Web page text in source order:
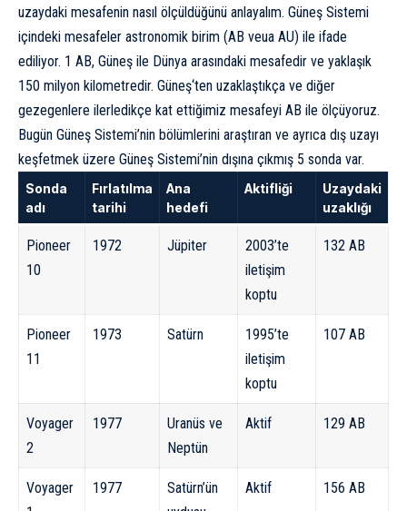
uzaydaki mesafenin nasıl ölçüldüğünü anlayalım. Güneş Sistemi
içindeki mesafeler astronomik birim (AB veua AU) ile ifade
ediliyor. 1 AB, Güneş ile Dünya arasındaki mesafedir ve yaklaşık
150 milyon kilometredir. Güneş‘ten uzaklaştıkça ve diğer
gezegenlere ilerledikçe kat ettiğimiz mesafeyi AB ile ölçüyoruz.
Bugün Güneş Sistemi’nin bölümlerini araştıran ve ayrıca dış uzayı
keşfetmek üzere Güneş Sistemi’nin dışına çıkmış 5 sonda var.
Sonda
adı
Fırlatılma
tarihi
Ana
hedefi
Aktifliği
Uzaydaki
uzaklığı
Pioneer
10
1972 Jüpiter
2003’te
iletişim
koptu
132 AB
Pioneer
11
1973 Satürn
1995’te
iletişim
koptu
107 AB
Voyager
2
1977 Uranüs ve
Neptün
Aktif 129 AB
Voyager
1977
Satürn’ün
Aktif 156 AB